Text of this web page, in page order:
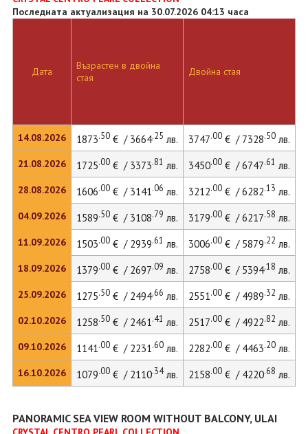
Последната актуализация на 30.07.2026 04:13 часа
Дата
14.08.2026
21.08.2026
28.08.2026
04.09.2026
11.09.2026
18.09.2026
25.09.2026
02.10.2026
09.10.2026
16.10.2026
Възрастен в двойна
стая
Двойна стая
1873.50€ / 3664.25 лв. 3747.00€ / 7328.50лв.
1725.00€ / 3373.81 лв. 3450.00€ / 6747.61 лв.
1606.00€ / 3141.06 лв. 3212.00€ / 6282.13 лв.
1589.50€ / 3108.79 лв. 3179.00€ / 6217.58 лв.
1503.00€ / 2939.61 лв. 3006.00€ / 5879.22 лв.
1379.00€ / 2697.09 лв. 2758.00€ / 5394.18 лв.
1275.50€ / 2494.66 лв. 2551.00€ / 4989.32 лв.
1258.50€ / 2461.41 лв. 2517.00€ / 4922.82 лв.
1141.00€ / 2231.60лв. 2282.00€ / 4463.20лв.
1079.00€ / 2110.34лв. 2158.00€ / 4220.68 лв.
PANORAMIC SEA VIEW ROOM WITHOUT BALCONY, ULAI